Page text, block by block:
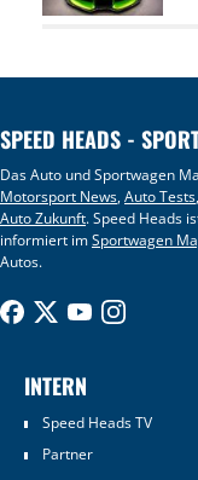
SPEED HEADS -
Das Auto und Sportwagen
Motorsport News,Auto Tests
Auto Zukunft. Speed Heads
informiert imSportwagen
Autos.
INTERN
Speed Heads TV
Partner